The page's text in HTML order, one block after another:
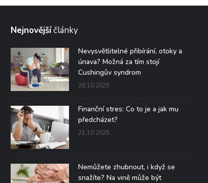
Nejnovějšíčlánky
Nevysvětlitelné přibírání, otoky a
únava? Možná za tím stojí
Cushingův syndrom
26.10.2025
Finanční stres: Co to je a jak mu
předcházet?
21.10.2025
Nemůžete zhubnout, i když se
snažíte? Na vině může být